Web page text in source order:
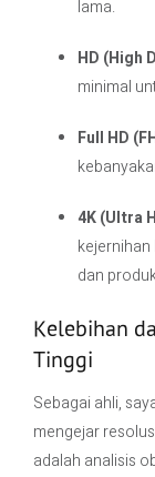
lama.
HD (High
minimal
Full HD
4K (Ultra
dan
Kelebihan
Tinggi
Sebagai ahli,
mengejar
adalah analisis